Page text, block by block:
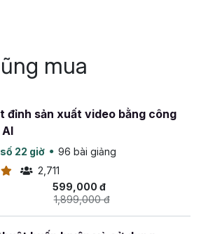
mua
đỉnh sản xuất video bằng công
22 giờ
96 bài giảng
2,711
599,000 đ
1,899,000 đ